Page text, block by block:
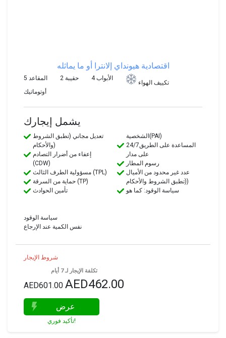
اقتصاديةهيونداي إلانترا أو ما يماثله
5 المقاعد 2 حقيبة 4 الأبواب
تكييف الهواء
أوتوماتيك
يشمل إيجارك
تعديل مجاني (تطبق الشروط
والأحكام)
إعفاء من أضرار التصادم
(CDW)
مسؤولية الطرف الثالث (TPL)
حماية من السرقة (TP)
تأمين الحوادث
الشخصية(PAI)
24/7المساعدة على الطريق
على مدار
رسوم المطار
عدد غير محدود من الأميال
(تطبق الشروط والأحكام)
سياسة الوقود: كما هو
سياسة الوقود
نفس الكمية عند الإرجاع
شروط الإيجار
تكلفة الإيجار لـ 7 أيام
AED601.00 AED462.00
عرض
تأكيد فوري!